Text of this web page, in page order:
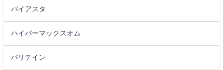
バイアスタ
ハイパーマックスオム
バリテイン